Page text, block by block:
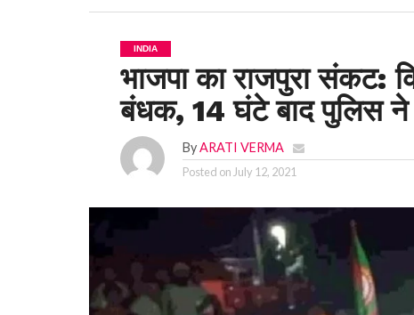
INDIA
भाजपा का राजपुरा संकट:
बंधक, 14 घंटे बाद पुलिस ने
ByARATI VERMA
Posted on July 12, 2021